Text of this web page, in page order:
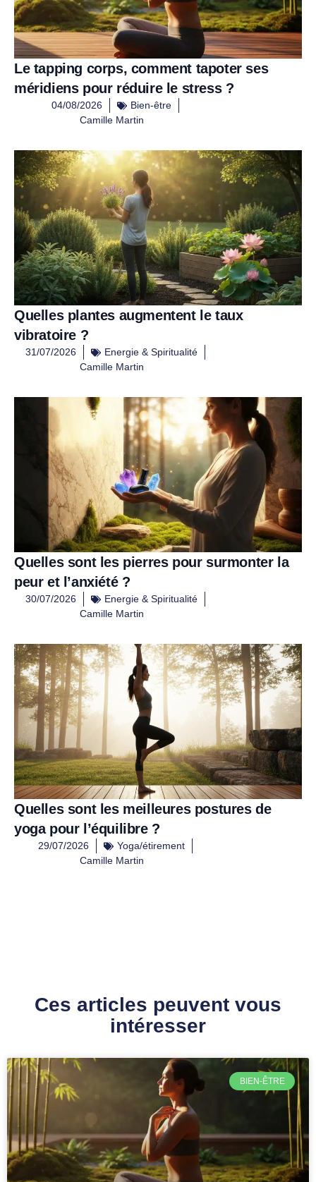
Le tapping corps, comment tapoter ses
méridiens pour réduire le stress ?
04/08/2026
Bien-être
Camille Martin
Quelles plantes augmentent le taux
vibratoire ?
31/07/2026
Energie & Spiritualité
Camille Martin
Quelles sont les pierres pour surmonter la
peur et l’anxiété ?
30/07/2026
Energie & Spiritualité
Camille Martin
Quelles sont les meilleures postures de
yoga pour l’équilibre ?
29/07/2026
Yoga/étirement
Camille Martin
Ces articles peuvent vous
intéresser
BIEN-ÊTRE